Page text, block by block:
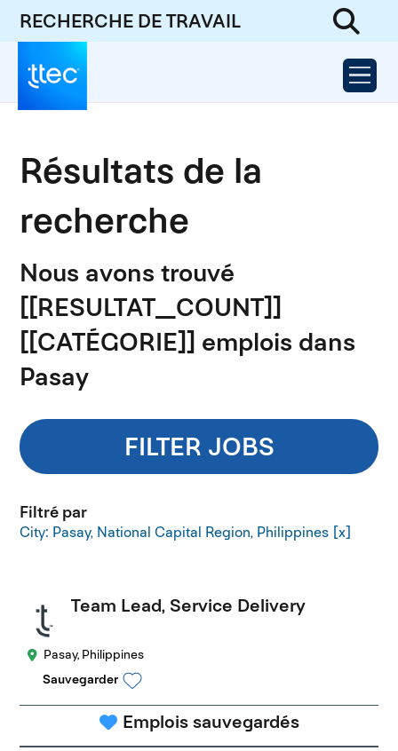
RECHERCHE DE TRAVAIL
Résultats de la
recherche
Nous avons trouvé
[[RESULTAT_COUNT]]
[[CATÉGORIE]] emplois dans
Pasay
FILTER JOBS
Filtré par
City: Pasay, National Capital Region, Philippines
Team Lead, Service Delivery
Pasay, Philippines
Sauvegarder
Emplois sauvegardés